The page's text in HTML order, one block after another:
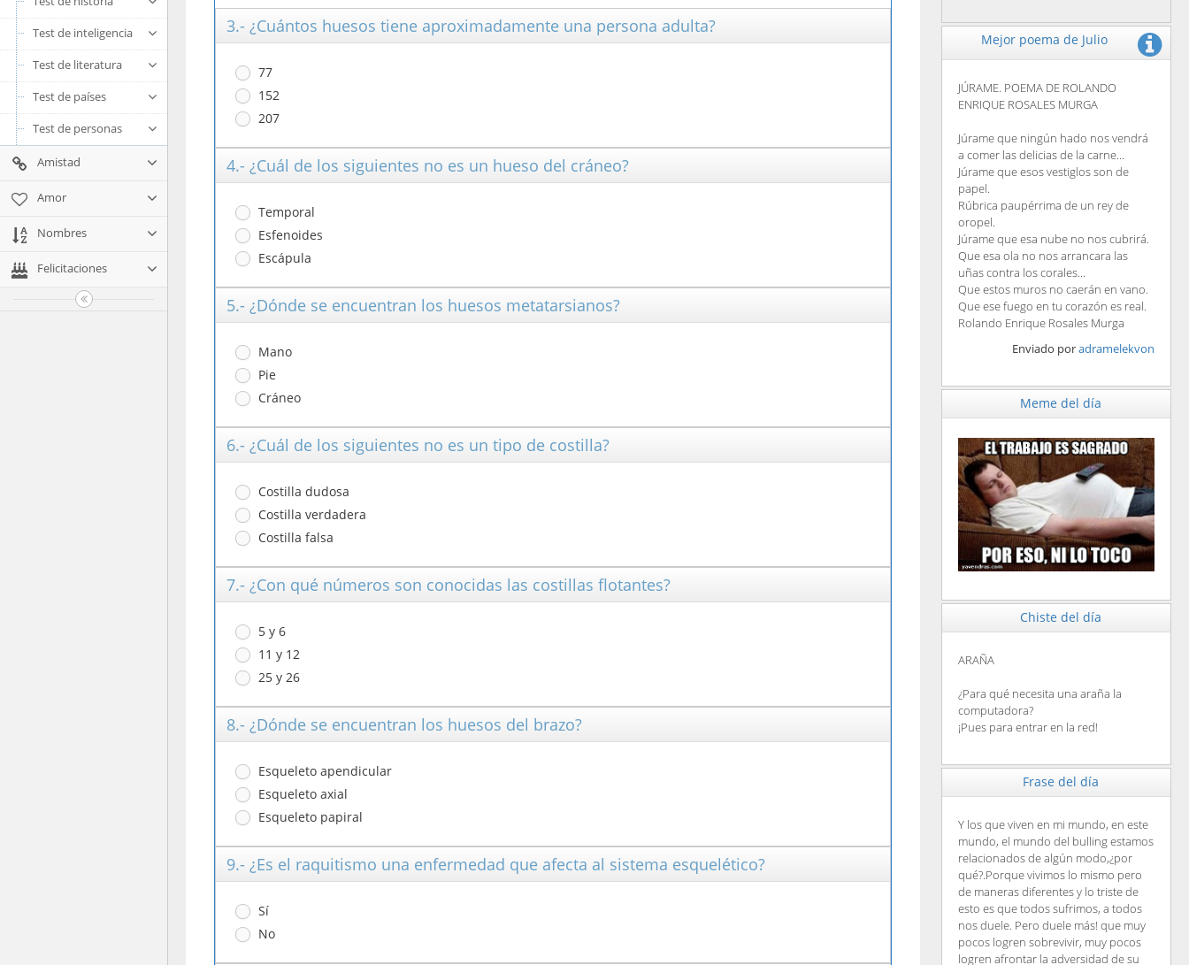
Test de inteligencia
Test de literatura
Test de países
Test de personas
Amistad
Amor
Nombres
Felicitaciones
3.- ¿Cuántos huesos tiene aproximadamente una persona adulta?
77
152
207
4.- ¿Cuál de los siguientes no es un hueso del cráneo?
Temporal
Esfenoides
Escápula
5.- ¿Dónde se encuentran los huesos metatarsianos?
Mano
Pie
Cráneo
6.- ¿Cuál de los siguientes no es un tipo de costilla?
Costilla dudosa
Costilla verdadera
Costilla falsa
7.- ¿Con qué números son conocidas las costillas flotantes?
5 y 6
11 y 12
25 y 26
8.- ¿Dónde se encuentran los huesos del brazo?
Esqueleto apendicular
Esqueleto axial
Esqueleto papiral
9.- ¿Es el raquitismo una enfermedad que afecta al sistema esquelético?
Sí
No
Mejor poema de Julio
JÚRAME. POEMA DE ROLANDO
ENRIQUE ROSALES MURGA
Júrame que ningún hado nos vendrá
a comer las delicias de la carne...
Júrame que esos vestiglos son de
papel.
Rúbrica paupérrima de un rey de
oropel.
Júrame que esa nube no nos cubrirá.
Que esa ola no nos arrancara las
uñas contra los corales...
Que estos muros no caerán en vano.
Que ese fuego en tu corazón es real.
Rolando Enrique Rosales Murga
Enviado poradramelekvon
Meme del día
Chiste del día
ARAÑA
¿Para qué necesita una araña la
computadora?
¡Pues para entrar en la red!
Frase del día
Y los que viven en mi mundo, en este
mundo, el mundo del bulling estamos
relacionados de algún modo,¿por
qué?.Porque vivimos lo mismo pero
de maneras diferentes y lo triste de
esto es que todos sufrimos, a todos
nos duele. Pero duele más! que muy
pocos logren sobrevivir, muy pocos
logren afrontar la adversidad de su